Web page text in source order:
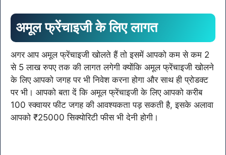
अमूल फ्रेंचाइजी के लिए लागत
अगर आप अमूल फ्रेंचाइजी खोलते हैं तो इसमें आपको कम से कम 2
से 5 लाख रुपए तक की लागत लगेगी क्योंकि अमूल फ्रेंचाइजी खोलने
के लिए आपको जगह पर भी निवेश करना होगा और साथ ही प्रोडक्ट
पर भी। आपको बता दें कि अमूल फ्रेंचाइजी के लिए आपको करीब
100 स्क्वायर फीट जगह की आवश्यकता पड़ सकती है, इसके अलावा
आपको ₹25000 सिक्योरिटी फीस भी देनी होगी।